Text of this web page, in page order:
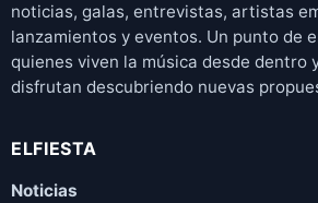
noticias, galas, entrevistas, artistas
lanzamientos y eventos. Un punto de
quienes viven la música desde dentro
disfrutan descubriendo nuevas
ELFIESTA
Noticias